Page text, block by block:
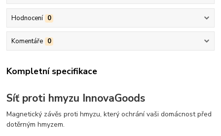
Hodnocení 0
Komentáře 0
Kompletní specifikace
Síť proti hmyzu InnovaGoods
Magnetický závěs proti hmyzu, který ochrání vaši domácnost před
dotěrným hmyzem.